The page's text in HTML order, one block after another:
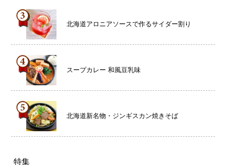
北海道アロニアソースで作るサイダー割り
スープカレー 和風豆乳味
北海道新名物・ジンギスカン焼きそば
特集